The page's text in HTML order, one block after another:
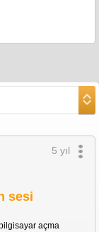
5 yıl
sesi
açma